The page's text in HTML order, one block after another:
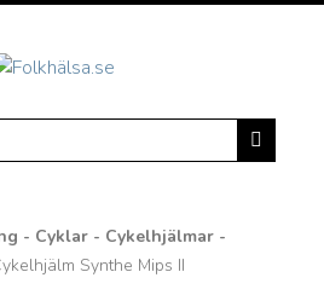
- Cyklar - Cykelhjälmar -
Synthe Mips II